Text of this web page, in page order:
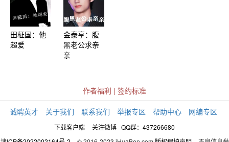
田柾国：他
超爱
金泰亨：腹
黑老公求亲
亲
作者福利 | 签约标准
诚聘英才 关于我们 联系我们 举报专区 帮助中心 网编专区
下载客户端 关注微博 QQ群：437266680